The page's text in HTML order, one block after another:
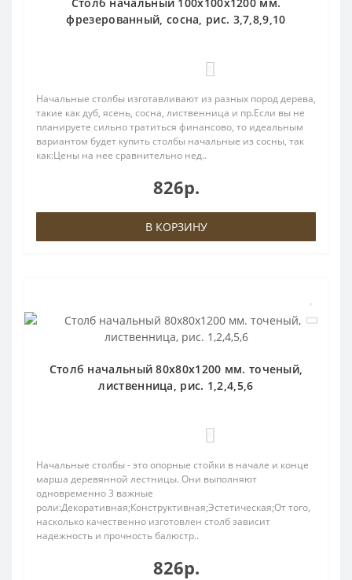
фрезерованный, сосна, рис. 3,7,8,9,10
Начальные столбы изготавливают из разных пород дерева,
такие как дуб, ясень, сосна, лиственница и пр.Если вы не
планируете сильно тратиться финансово, то идеальным
вариантом будет купить столбы начальные из сосны, так
как:Цены на нее сравнительно нед..
826р.
В КОРЗИНУ
Столб начальный 80х80х1200 мм. точеный,
лиственница, рис. 1,2,4,5,6
Начальные столбы - это опорные стойки в начале и конце
марша деревянной лестницы. Они выполняют
одновременно 3 важные
роли:Декоративная;Конструктивная;Эстетическая;От того,
насколько качественно изготовлен столб зависит
надежность и прочность балюстр..
826р.